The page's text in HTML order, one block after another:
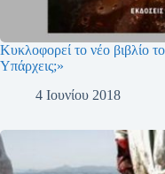
Κυκλοφορεί το νέο βιβλίο
Υπάρχεις;»
4 Ιουνίου 2018